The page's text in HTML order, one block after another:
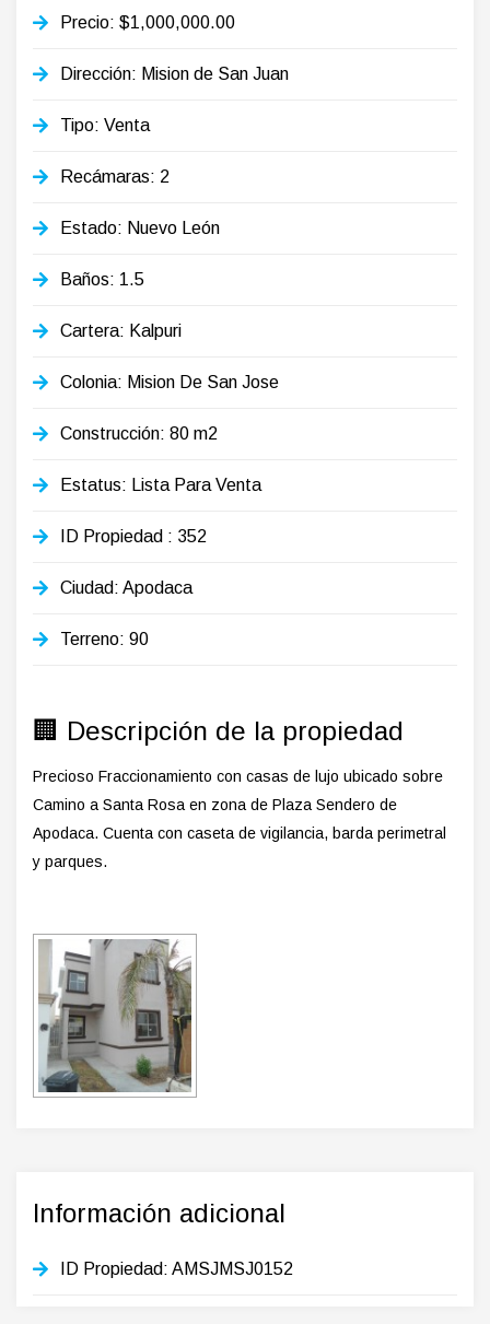
Precio: $1,000,000.00
Dirección: Mision de San Juan
Tipo: Venta
Recámaras: 2
Estado: Nuevo León
Baños: 1.5
Cartera: Kalpuri
Colonia: Mision De San Jose
Construcción: 80 m2
Estatus: Lista Para Venta
ID Propiedad : 352
Ciudad: Apodaca
Terreno: 90
🏢 Descripción de la propiedad
Precioso Fraccionamiento con casas de lujo ubicado sobre
Camino a Santa Rosa en zona de Plaza Sendero de
Apodaca. Cuenta con caseta de vigilancia, barda perimetral
y parques.
Información adicional
ID Propiedad: AMSJMSJ0152